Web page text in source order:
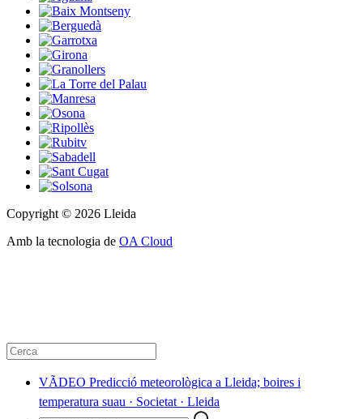
Copyright © 2026 Lleida
Amb la tecnologia de OA Cloud
VÃDEO Predicció meteorològica a Lleida; boires i
temperatura suau · Societat · Lleida